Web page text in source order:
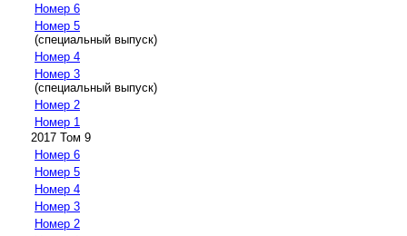
Номер 6
Номер 5
(специальный выпуск)
Номер 4
Номер 3
(специальный выпуск)
Номер 2
Номер 1
2017 Том 9
Номер 6
Номер 5
Номер 4
Номер 3
Номер 2